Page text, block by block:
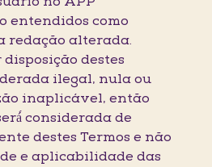
entendidos como
redação alterada.
disposição destes
ilegal, nula ou
inaplicável, então
considerada de
destes Termos e não
e aplicabilidade das